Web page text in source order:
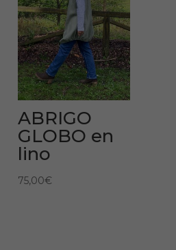
ABRIGO
GLOBO en
lino
75,00€